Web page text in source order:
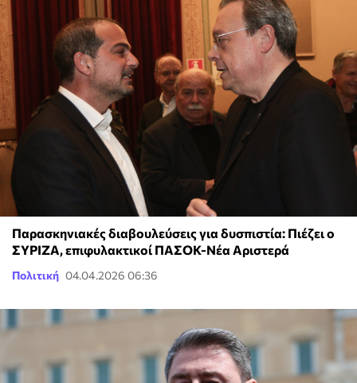
Παρασκηνιακές διαβουλεύσεις για δυσπιστία: Πιέζει ο
ΣΥΡΙΖΑ, επιφυλακτικοί ΠΑΣΟΚ-Νέα Αριστερά
Πολιτική 04.04.2026 06:36